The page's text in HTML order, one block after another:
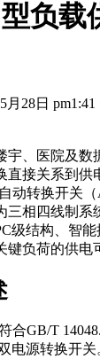
负载
月28日 pm1:41
宇、医院及数
直接关系到供
动转换开关
三相四线制系
级结构、智
负荷的供电
合GB/T
电源转换开